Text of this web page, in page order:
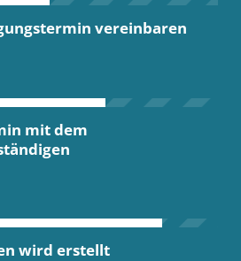
vereinbaren
mit dem
wird erstellt